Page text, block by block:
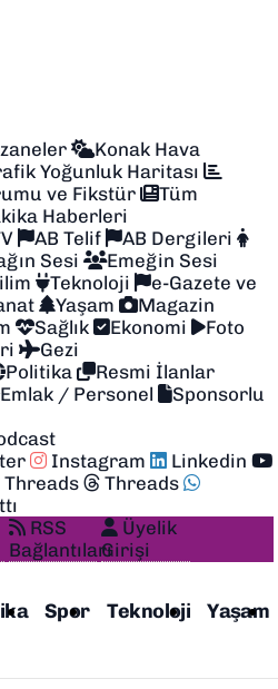
Konak Hava
Yoğunluk Haritası
ve Fikstür
Tüm
Haberleri
AB Telif
AB Dergileri
Sesi
Emeğin Sesi
Teknoloji
e-Gazete ve
Yaşam
Magazin
Sağlık Ekonomi
Foto
Gezi
Politika
Resmi İlanlar
Emlak / Personel
Sponsorlu
Instagram
Linkedin
Threads
Threads
RSS
Bağlantıları
Üyelik
Girişi
Spor Teknoloji Yaşam